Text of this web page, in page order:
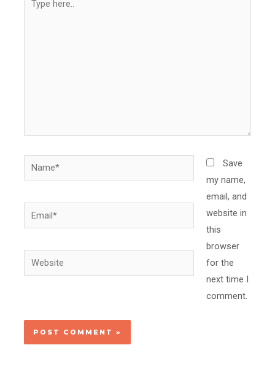
here..
Name*
Email*
Website
Save
my name,
email, and
website in
this
browser
for the
next time I
comment.